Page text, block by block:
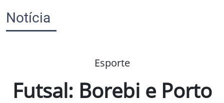
Notícia
Esporte
Futsal: Borebi e Porto